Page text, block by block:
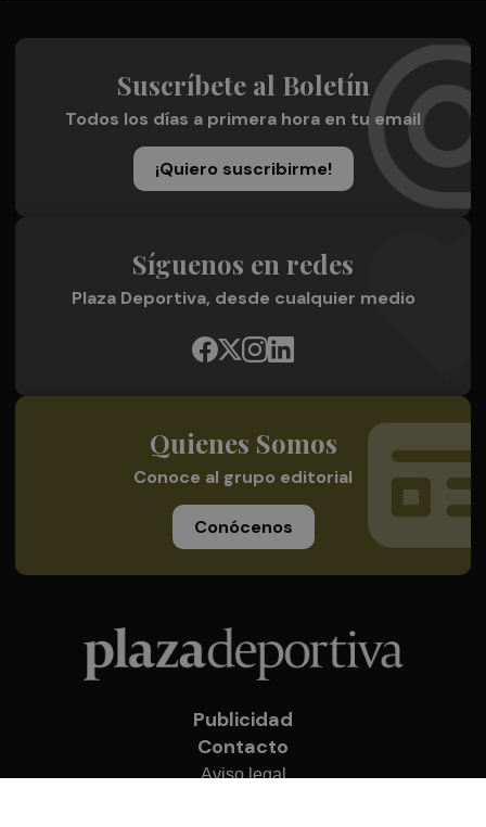
Suscríbete al Boletín
Todos los días a primera hora en tu email
¡Quiero suscribirme!
Síguenos en redes
Plaza Deportiva, desde cualquier medio
Quienes Somos
Conoce al grupo editorial
Conócenos
Publicidad
Contacto
Aviso legal